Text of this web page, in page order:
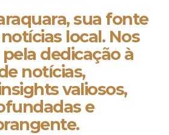
sua fonte
local. Nos
dedicação à
notícias,
valiosos,
e